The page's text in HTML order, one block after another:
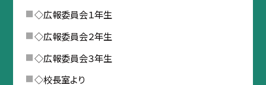
◇広報委員会１年生
◇広報委員会２年生
◇広報委員会３年生
◇校長室より